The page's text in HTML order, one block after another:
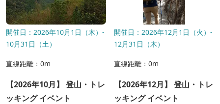
開催日：2026年10月1日（木）-
10月31日（土）
直線距離：0m
【2026年10月】 登山・トレ
ッキング イベント
開催日：2026年12月1日（火）-
12月31日（木）
直線距離：0m
【2026年12月】 登山・トレ
ッキング イベント